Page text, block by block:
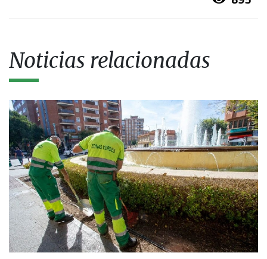
Noticias relacionadas